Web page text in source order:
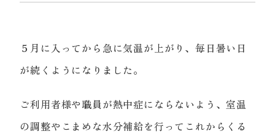
５月に入ってから急に気温が上がり、毎日暑い日
が続くようになりました。
ご利用者様や職員が熱中症にならないよう、室温
の調整やこまめな水分補給を行ってこれからくる